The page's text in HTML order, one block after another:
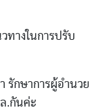
ทางในการปรับ
รักษาการผู้อำนวย
.กันค่ะ